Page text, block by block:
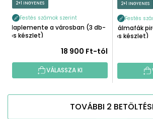
2+1 INGYENES
Festés számok szerint
Naplemente a városban (3 db-
os készlet)
18 900 Ft-tól
VÁLASSZA KI
2+1 INGYENES
Festés
Pálmafák
os készlet)
TOVÁBBI 2